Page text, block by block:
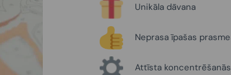
Unikāla dāvana
Neprasa īpašas
Attīsta